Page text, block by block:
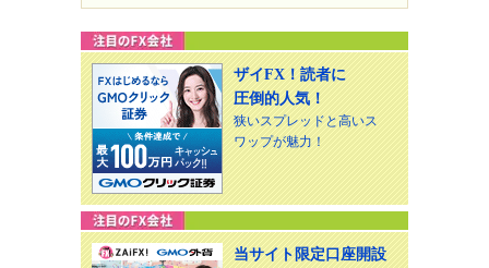
ザイFX！読者に
圧倒的人気！
狭いスプレッドと高いス
ワップが魅力！
当サイト限定口座開設